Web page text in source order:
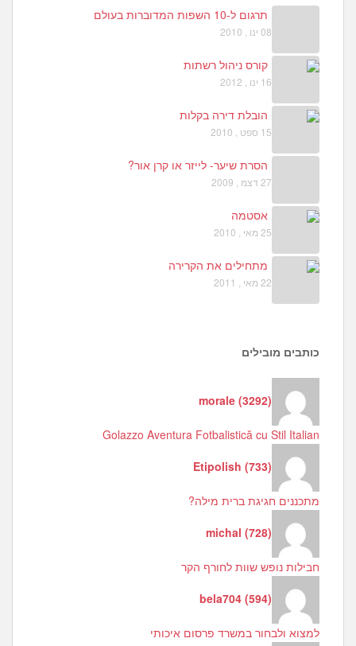
תרגום ל-10 השפות המדוברות בעולם
08 ינו , 2010
קורס ניהול רשתות
16 ינו , 2012
הובלת דירה בקלות
15 ספט , 2010
הסרת שיער- לייזר או קרן אור?
27 דצמ , 2009
אסטמה
25 מאי , 2010
מתחילים את הקרירה
22 מאי , 2011
כותבים מובילים
morale (3292)
Golazzo Aventura Fotbalistică cu Stil Italian
Etipolish (733)
מתכננים חגיגת ברית מילה?
michal (728)
חבילות נופש שוות לחורף הקר
bela704 (594)
למצוא ולבחור במשרד פרסום איכותי